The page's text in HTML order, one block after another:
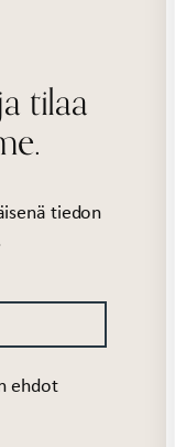
tilaa
tiedon
ehdot